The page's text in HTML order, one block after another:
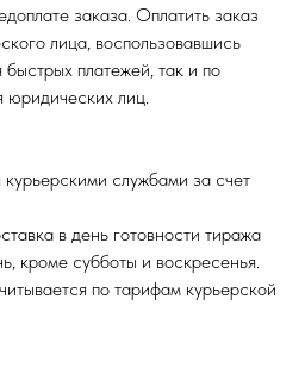
заказа. Оплатить заказ
лица, воспользовавшись
платежей, так и по
юридических лиц.
службами за счет
в день готовности тиража
кроме субботы и воскресенья.
по тарифам курьерской